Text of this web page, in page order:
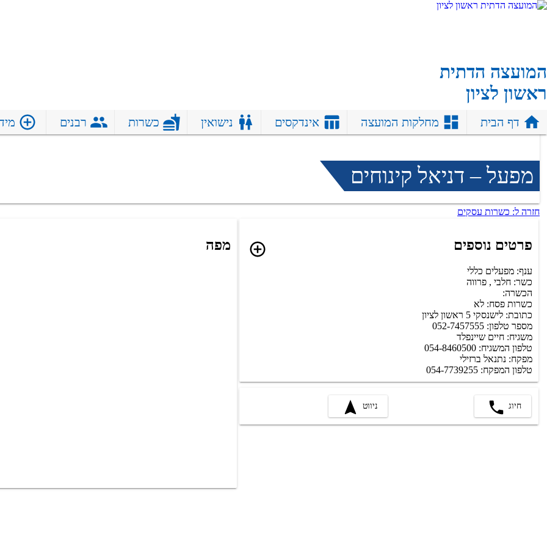
המועצה הדתית
ראשון לציון
דף הבית מחלקות המועצה אינדקסים נישואין כשרות רבנים
מפעל – דניאל קינוחים
חזרה ל: כשרות עסקים
פרטים נוספים
ענף: מפעלים כללי
כשר: חלבי , פרווה
הכשרה:
כשרות פסח: לא
כתובת: לישנסקי 5 ראשון לציון
מספר טלפון: 052-7457555
משגיח: חיים שיינפלד
טלפון המשגיח: 054-8460500
מפקח: נתנאל ברזילי
טלפון המפקח: 054-7739255
חיוג ניווט
מפה